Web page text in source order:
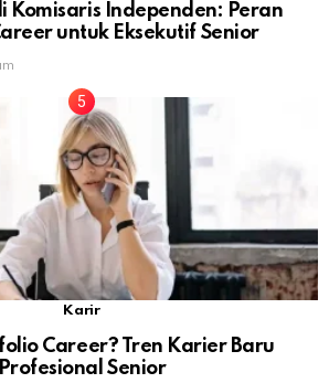
Komisaris Independen: Peran
untuk Eksekutif Senior
Karir
Career? Tren Karier Baru
Profesional Senior